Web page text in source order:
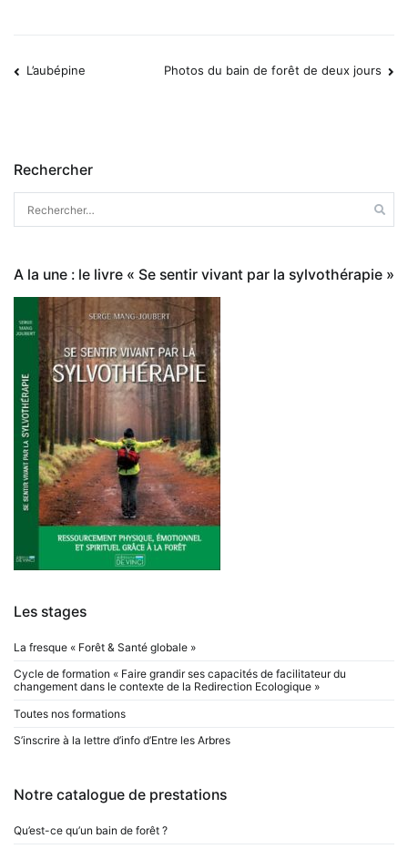
Navigation
l’article
L’aubépine Photos du bain de forêt de deux jours
Rechercher
Rechercher :
A la une : le livre « Se sentir vivant par la sylvothérapie »
Les stages
La fresque « Forêt & Santé globale »
Cycle de formation « Faire grandir ses capacités de facilitateur du
changement dans le contexte de la Redirection Ecologique »
Toutes nos formations
S’inscrire à la lettre d’info d’Entre les Arbres
Notre catalogue de prestations
Qu’est-ce qu’un bain de forêt ?